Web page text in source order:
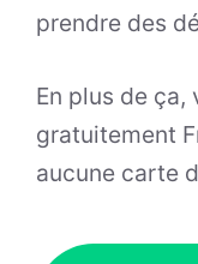
prendre des
En plus de ça,
gratuitement
aucune carte